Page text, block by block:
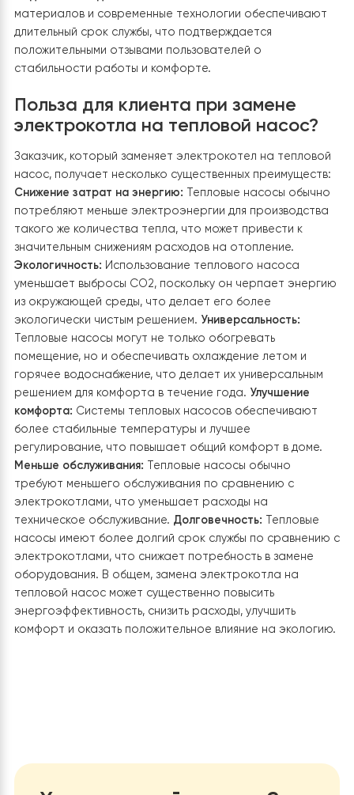
теплоснабжения поддерживается на уровне 220В±4%
что гарантирует стабильную работу теплового
электрокотла и другого оборудования. Это
избежать аварийных отключений, перегрева
Особенности теплового насоса
Raymer RAY-15DS1-EVI 220 В
Экономия электроэнергии: Тепловой насос
обеспечивает до 80% экономии электроэнергии
благодаря использованию тепла из окружающей
что снижает затраты по сравнению с
методами отопления.Экологическая чистота:
Использование фреона R410A делает насос
экологически безопасным, снижая выбросы CO2 и
способствуя борьбе с изменением климата.
работа:Насос работает тихо, что позволяет
использовать его в жилых помещениях без
Встроенная функция охлаждения создает
микроклимат летом.Инверторная технология:Насос
автоматически регулирует мощность в зависимости
потребностей, обеспечивая стабильный обогрев и
энергоэффективность.
путем впрыска дополнительного пара во время
что улучшает производительность в зимних условиях.
Удаленный доступ через Wi-Fi:Возможность
насосом и мониторинга его работы через смартфон
или компьютер из любой точки с доступом к
Надежность и долговечность:Высокое качество
материалов и современные технологии
электрокотла на тепловой насос?